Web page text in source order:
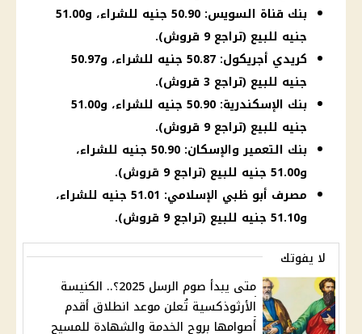
بنك قناة السويس: 50.90 جنيه للشراء، و51.00
جنيه للبيع (تراجع 9 قروش).
كريدي أجريكول: 50.87 جنيه للشراء، و50.97
جنيه للبيع (تراجع 3 قروش).
بنك الإسكندرية: 50.90 جنيه للشراء، و51.00
جنيه للبيع (تراجع 9 قروش).
بنك التعمير والإسكان: 50.90 جنيه للشراء،
و51.00 جنيه للبيع (تراجع 9 قروش).
مصرف أبو ظبي الإسلامي: 51.01 جنيه للشراء،
و51.10 جنيه للبيع (تراجع 9 قروش).
لا يفوتك
متى يبدأ صوم الرسل 2025؟.. الكنيسة
الأرثوذكسية تُعلن موعد انطلاق أقدم
أصوامها بروح الخدمة والشهادة للمسيح